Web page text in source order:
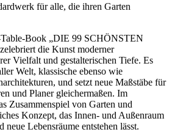
für alle, die ihren Garten
Book „DIE 99 SCHÖNSTEN
die Kunst moderner
Vielfalt und gestalterischen Tiefe. Es
Welt, klassische ebenso wie
und setzt neue Maßstäbe für
und Planer gleichermaßen. Im
Zusammenspiel von Garten und
Konzept, das Innen- und Außenraum
Lebensräume entstehen lässt.